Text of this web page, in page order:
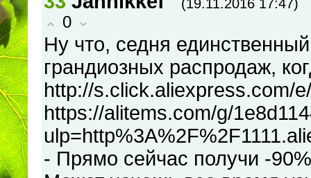
(19.11.2016 17:47)
0
Ну что, седня
грандиозных распродаж,
http://s.click.aliexpress.com/
https://alitems.com/g/
- Прямо сейчас получи -90%